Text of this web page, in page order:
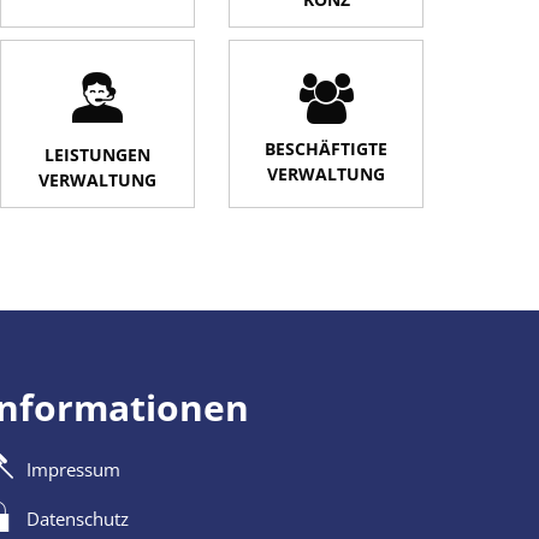
LEISTUNGEN
VERWALTUNG
BESCHÄFTIGTE
VERWALTUNG
Impressum
Datenschutz